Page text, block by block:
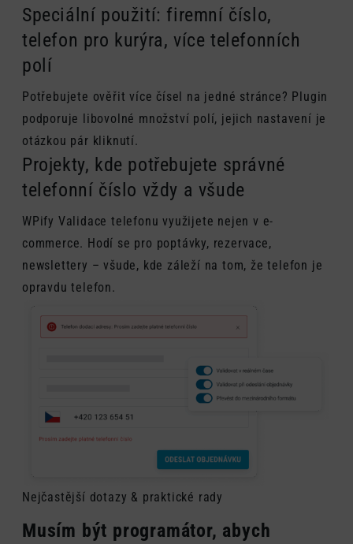
Speciální použití: firemní číslo,
telefon pro kurýra, více telefonních
polí
Potřebujete ověřit více čísel na jedné stránce? Plugin
podporuje libovolné množství polí, jejich nastavení je
otázkou pár kliknutí.
Projekty, kde potřebujete správné
telefonní číslo vždy a všude
WPify Validace telefonu využijete nejen v e-
commerce. Hodí se pro poptávky, rezervace,
newslettery – všude, kde záleží na tom, že telefon je
opravdu telefon.
Nejčastější dotazy & praktické rady
Musím být programátor, abych